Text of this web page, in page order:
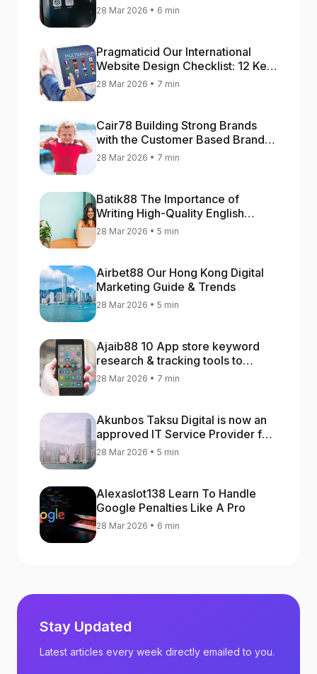
28 Mar 2026 • 6 min
Pragmaticid Our International
Website Design Checklist: 12 Key
Stages
28 Mar 2026 • 7 min
Cair78 Building Strong Brands
with the Customer Based Brand
Equity (CBBE) Model
28 Mar 2026 • 7 min
Batik88 The Importance of
Writing High-Quality English
Content
28 Mar 2026 • 5 min
Airbet88 Our Hong Kong Digital
Marketing Guide & Trends
28 Mar 2026 • 5 min
Ajaib88 10 App store keyword
research & tracking tools to
increase app rankings
28 Mar 2026 • 7 min
Akunbos Taksu Digital is now an
approved IT Service Provider for
the Hong Kong Distance Business
28 Mar 2026 • 5 min
Alexaslot138 Learn To Handle
Google Penalties Like A Pro
28 Mar 2026 • 6 min
Stay Updated
Latest articles every week directly emailed to you.